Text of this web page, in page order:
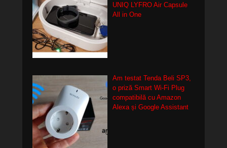
UNIQ LYFRO Air Capsule
All in One
Am testat Tenda Beli SP3,
o priză Smart Wi-Fi Plug
compatibilă cu Amazon
Alexa și Google Assistant